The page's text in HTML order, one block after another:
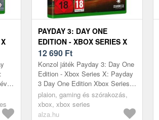
PAYDAY 3: DAY ONE
EDITION - XBOX SERIES X
12 690 Ft
Konzol játék Payday 3: Day One
Edition - Xbox Series X: Payday
3 Day One Edition Xbox Series X
- A bankrablók királyai
visszatérnekPayday soha nem
...
plaion, gaming és szórakozás,
xbox, xbox series
alza.hu